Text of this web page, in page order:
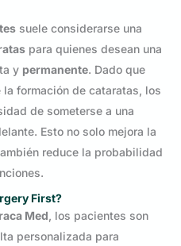
suele considerarse una
para quienes desean una
y permanente. Dado que
formación de cataratas, los
de someterse a una
Esto no solo mejora la
reduce la probabilidad
First?
Med, los pacientes son
personalizada para